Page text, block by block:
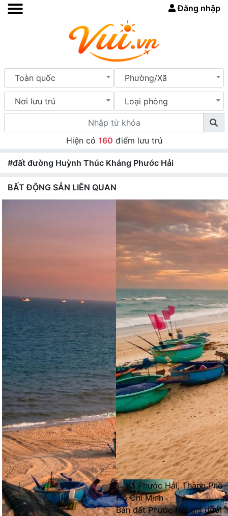
Đăng nhập
Toàn quốc Phường/Xã
Nơi lưu trú Loại phòng
Hiện có 160 điểm lưu trú
#đất đường Huỳnh Thúc Kháng Phước Hải
BẤT ĐỘNG SẢN LIÊN QUAN
Xã Phước Hải, Thành Phố
Hồ Chí Minh
Bán đất Phước Hải giá dưới